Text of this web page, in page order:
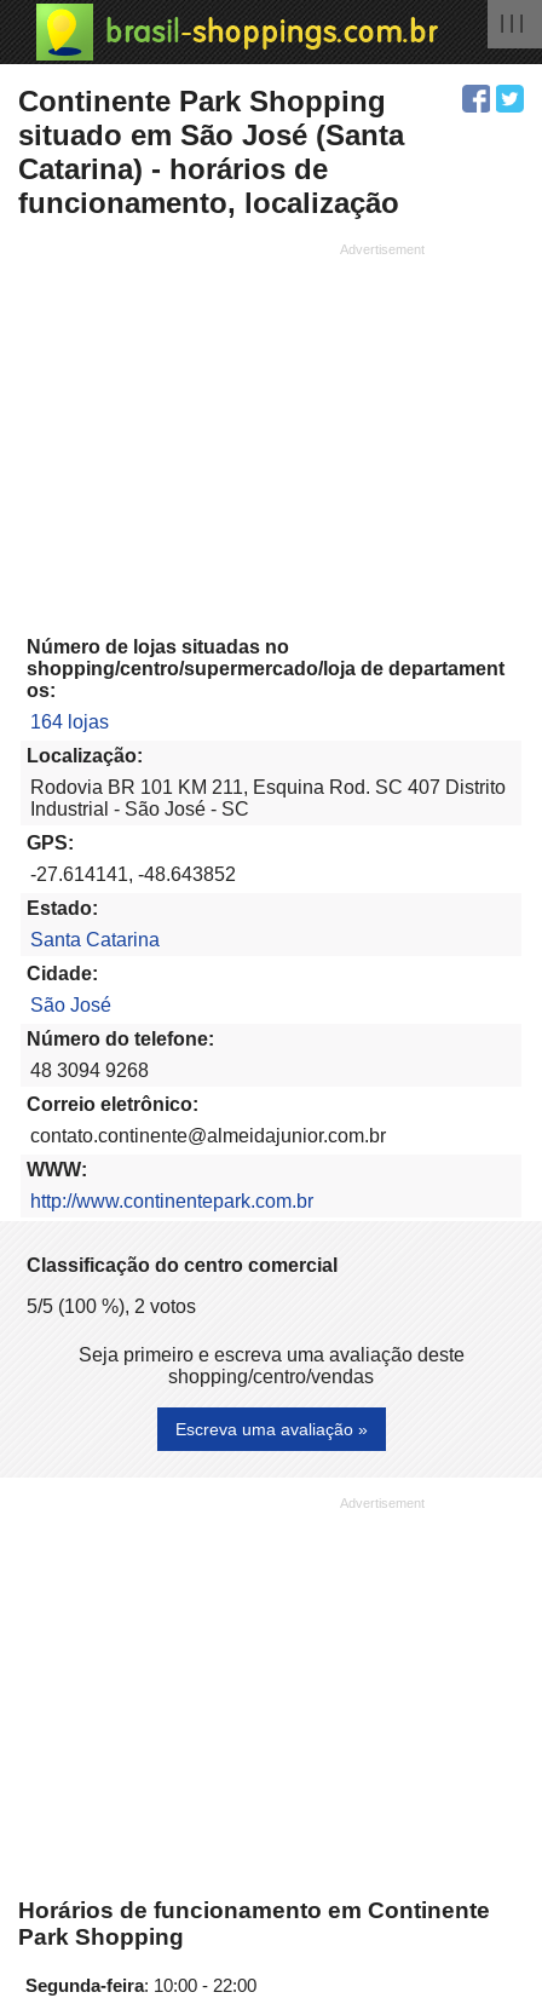
Continente Park Shopping
situado em São José (Santa
Catarina) - horários de
funcionamento, localização
Número de lojas situadas no
shopping/centro/supermercado/loja de departament
os:
164 lojas
Localização:
Rodovia BR 101 KM 211, Esquina Rod. SC 407 Distrito
Industrial - São José - SC
GPS:
-27.614141, -48.643852
Estado:
Santa Catarina
Cidade:
São José
Número do telefone:
48 3094 9268
Correio eletrônico:
contato.continente@almeidajunior.com.br
WWW:
http://www.continentepark.com.br
Classificação do centro comercial
5/5 (100 %), 2 votos
Seja primeiro e escreva uma avaliação deste
shopping/centro/vendas
Escreva uma avaliação »
Horários de funcionamento em Continente
Park Shopping
Segunda-feira: 10:00 - 22:00